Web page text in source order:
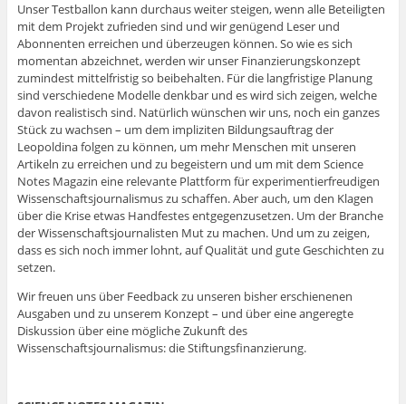
Unser Testballon kann durchaus weiter steigen, wenn alle Beteiligten
mit dem Projekt zufrieden sind und wir genügend Leser und
Abonnenten erreichen und überzeugen können. So wie es sich
momentan abzeichnet, werden wir unser Finanzierungskonzept
zumindest mittelfristig so beibehalten. Für die langfristige Planung
sind verschiedene Modelle denkbar und es wird sich zeigen, welche
davon realistisch sind. Natürlich wünschen wir uns, noch ein ganzes
Stück zu wachsen – um dem impliziten Bildungsauftrag der
Leopoldina folgen zu können, um mehr Menschen mit unseren
Artikeln zu erreichen und zu begeistern und um mit dem Science
Notes Magazin eine relevante Plattform für experimentierfreudigen
Wissenschaftsjournalismus zu schaffen. Aber auch, um den Klagen
über die Krise etwas Handfestes entgegenzusetzen. Um der Branche
der Wissenschaftsjournalisten Mut zu machen. Und um zu zeigen,
dass es sich noch immer lohnt, auf Qualität und gute Geschichten zu
setzen.
Wir freuen uns über Feedback zu unseren bisher erschienenen
Ausgaben und zu unserem Konzept – und über eine angeregte
Diskussion über eine mögliche Zukunft des
Wissenschaftsjournalismus: die Stiftungsfinanzierung.